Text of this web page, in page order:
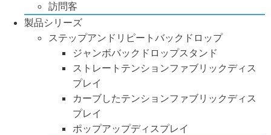
訪問客
製品シリーズ
ステップアンドリピートバックドロップ
ジャンボバックドロップスタンド
ストレートテンションファブリックディス
プレイ
カーブしたテンションファブリックディス
プレイ
ポップアップディスプレイ